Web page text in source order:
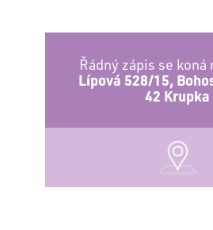
Řádný zápis se koná
Lípová 528/15,
42 Krupka